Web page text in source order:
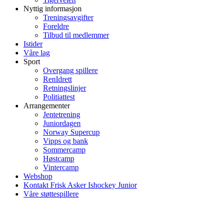
Nyttig informasjon
Treningsavgifter
Foreldre
Tilbud til medlemmer
Istider
Våre lag
Sport
Overgang spillere
RenIdrett
Retningslinjer
Politiattest
Arrangementer
Jentetrening
Juniordagen
Norway Supercup
Vipps og bank
Sommercamp
Høstcamp
Vintercamp
Webshop
Kontakt Frisk Asker Ishockey Junior
Våre støttespillere